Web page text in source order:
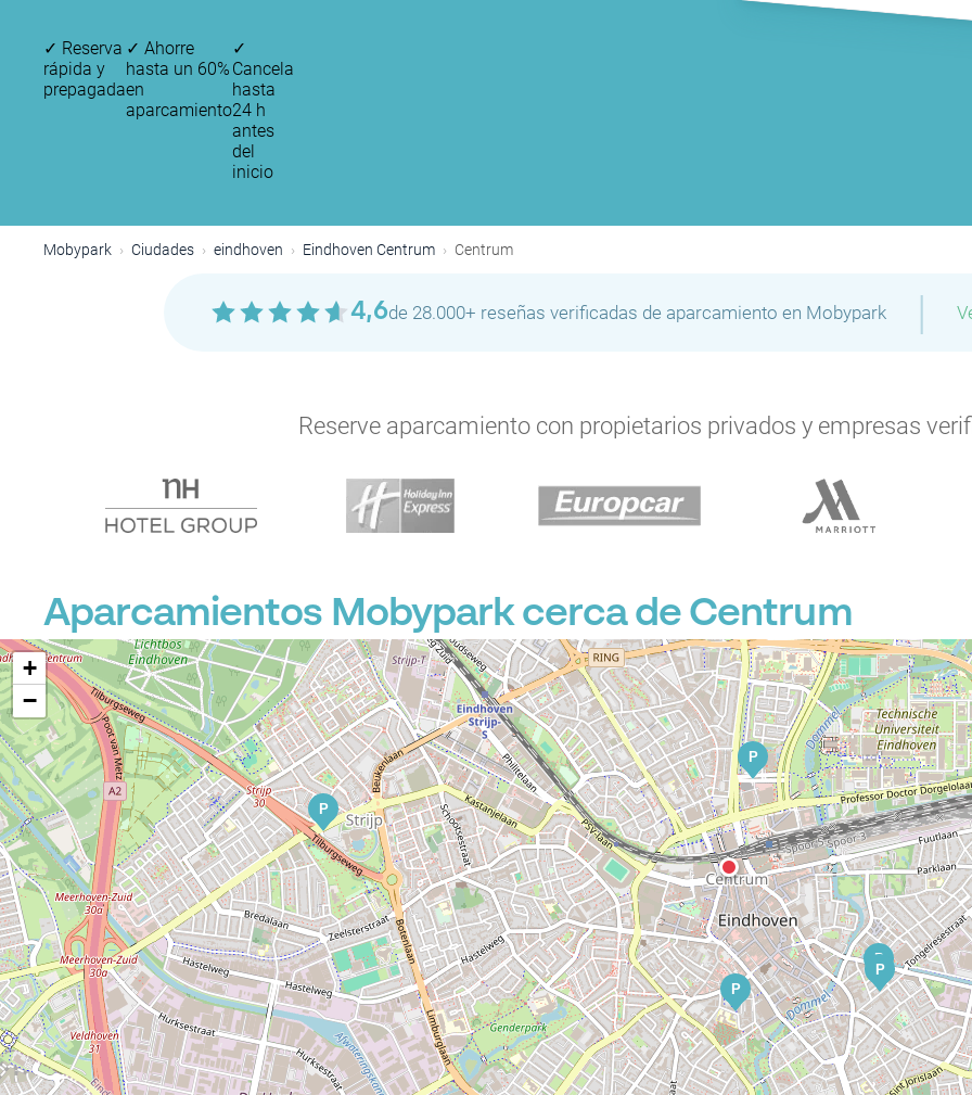
✓ Reserva
rápida y
prepagada
✓ Ahorre
hasta un 60%
en
aparcamiento
✓
Cancela
hasta
24 h
antes
del
inicio
Mobypark Ciudades eindhoven Eindhoven Centrum Centrum
4,6de 28.000+ reseñas verificadas de aparcamiento en Mobypark |
Reserve aparcamiento con propietarios privados y empresas
Aparcamientos Mobypark cerca de Centrum
P
P
P
P
P
+
−